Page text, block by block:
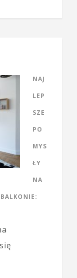
NAJ
LEP
SZE
PO
MYS
ŁY
NA